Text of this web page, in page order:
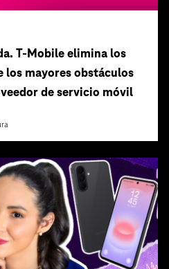
T‑Mobile elimina los
los mayores obstáculos
de servicio móvil